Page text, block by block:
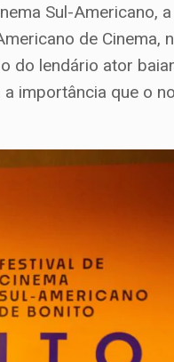
Sul-Americano,
de Cinema,
do lendário ator
importância que o